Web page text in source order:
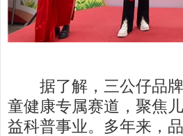
据了解，三公仔品牌
童健康专属赛道，聚焦
益科普事业。多年来，